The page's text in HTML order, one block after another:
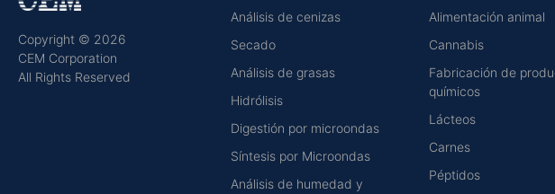
Copyright © 2026
CEM Corporation
All Rights Reserved
Análisis de cenizas
Secado
Análisis de grasas
Hidrólisis
Digestión por microondas
Síntesis por Microondas
Análisis de humedad y
Alimentación animal
Cannabis
Fabricación de
químicos
Lácteos
Carnes
Péptidos